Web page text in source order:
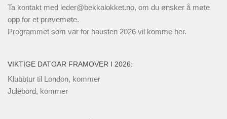
Ta kontakt med leder@bekkalokket.no, om du ønsker å møte
opp for et prøvemøte.
Programmet som var for hausten 2026 vil komme her.
VIKTIGE DATOAR FRAMOVER I 2026:
Klubbtur til London, kommer
Julebord, kommer